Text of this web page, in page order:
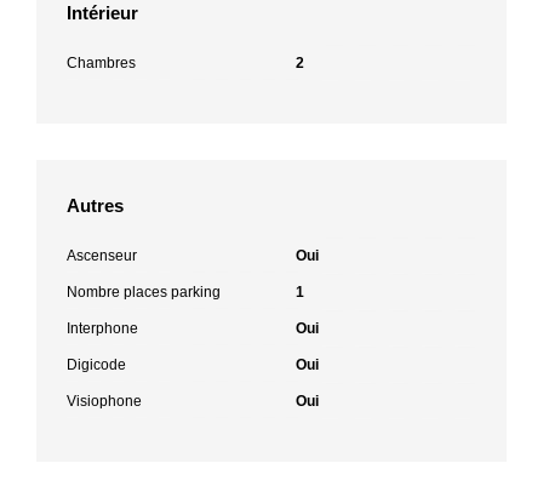
Intérieur
Chambres 2
Autres
Ascenseur Oui
Nombre places parking 1
Interphone Oui
Digicode Oui
Visiophone Oui